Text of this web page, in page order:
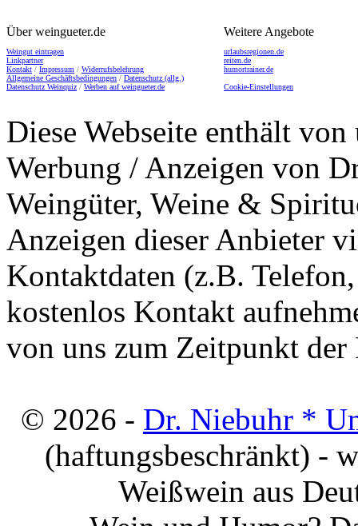
Über weingueter.de
Weingut eintragen
Linkpartner
Kontakt / Impressum / Widerrufsbelehrung
Allgemeine Geschäftsbedingungen / Datenschutz (allg.)
Datenschutz Weinquiz / Werben auf weingueter.de
Weitere Angebote
urlaubsregionen.de
reiten.de
humortrainer.de
Cookie-Einstellungen
Diese Webseite enthält
Werbung / Anzeigen von
Weingüter, Weine &
Anzeigen dieser Anbieter
Kontaktdaten (z.B.
kostenlos Kontakt
von uns zum Zeitpunkt
© 2026 - Dr. Niebuhr *
(haftungsbeschränkt) -
Weißwein aus